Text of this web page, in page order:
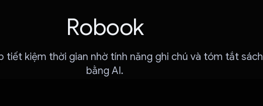
Robook
tiết kiệm thời gian nhờ tính năng ghi chú và tóm tắt sách
bằng AI.